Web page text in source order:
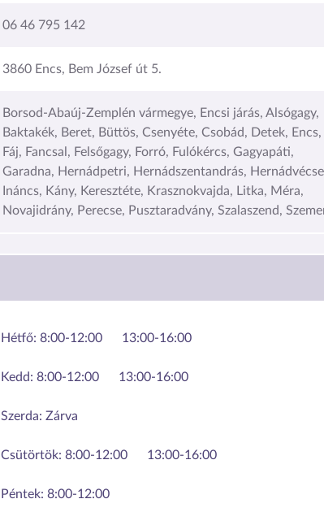
06 46 795 142
3860 Encs, Bem József út 5.
Borsod-Abaúj-Zemplén vármegye, Encsi járás, Alsógagy,
Baktakék, Beret, Büttös, Csenyéte, Csobád, Detek, Encs,
Fáj, Fancsal, Felsőgagy, Forró, Fulókércs, Gagyapáti,
Garadna, Hernádpetri, Hernádszentandrás,
Ináncs, Kány, Keresztéte, Krasznokvajda, Litka, Méra,
Novajidrány, Perecse, Pusztaradvány, Szalaszend,
Hétfő: 8:00-12:00 13:00-16:00
Kedd: 8:00-12:00 13:00-16:00
Szerda: Zárva
Csütörtök: 8:00-12:00 13:00-16:00
Péntek: 8:00-12:00